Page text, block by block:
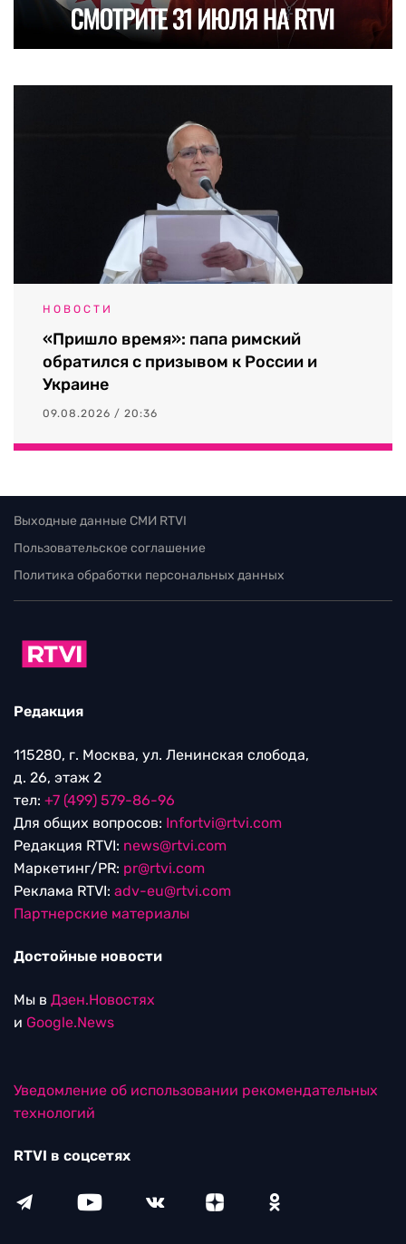
НОВОСТИ
«Пришло время»: папа римский
обратился с призывом к России и
Украине
09.08.2026 / 20:36
Выходные данные СМИ RTVI
Пользовательское соглашение
Политика обработки персональных данных
Редакция
115280, г. Москва, ул. Ленинская слобода,
д. 26, этаж 2
тел: +7 (499) 579-86-96
Для общих вопросов: Infortvi@rtvi.com
Редакция RTVI: news@rtvi.com
Маркетинг/PR: pr@rtvi.com
Реклама RTVI: adv-eu@rtvi.com
Партнерские материалы
Достойные новости
Мы в Дзен.Новостях
и Google.News
Уведомление об использовании рекомендательных
технологий
RTVI в соцсетях